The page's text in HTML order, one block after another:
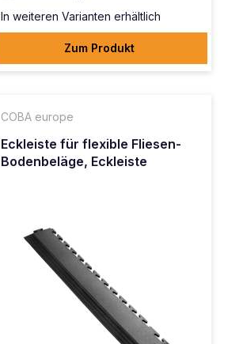
In weiteren Varianten erhältlich
Zum Produkt
COBA europe
Eckleiste für flexible Fliesen-
Bodenbeläge, Eckleiste